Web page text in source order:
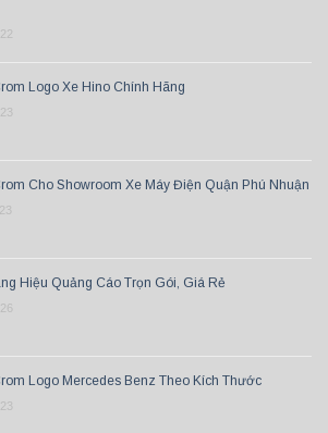
Logo Xe Hino Chính Hãng
Cho Showroom Xe Máy Điện Quận Phú Nhuận
Hiệu Quảng Cáo Trọn Gói, Giá Rẻ
Logo Mercedes Benz Theo Kích Thước